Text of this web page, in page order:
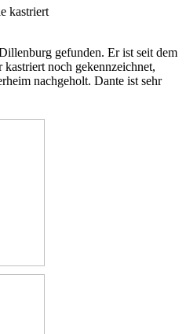
kastriert
gefunden. Er ist seit dem
noch gekennzeichnet,
nachgeholt. Dante ist sehr